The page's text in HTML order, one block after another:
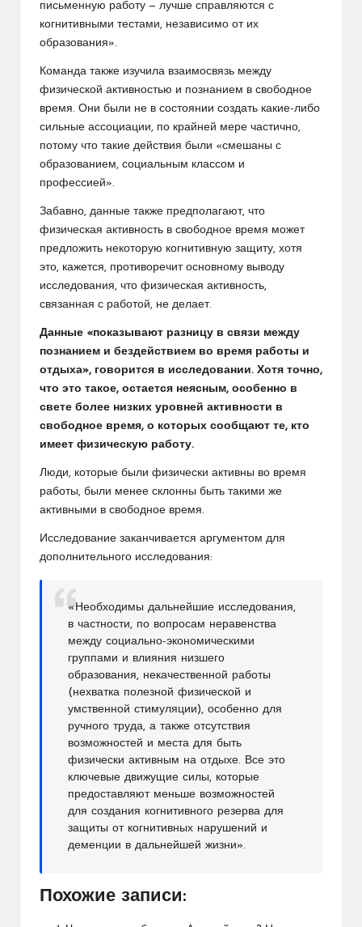
письменную работу — лучше справляются с
когнитивными тестами, независимо от их
образования».
Команда также изучила взаимосвязь между
физической активностью и познанием в свободное
время. Они были не в состоянии создать какие-либо
сильные ассоциации, по крайней мере частично,
потому что такие действия были «смешаны с
образованием, социальным классом и
профессией».
Забавно, данные также предполагают, что
физическая активность в свободное время может
предложить некоторую когнитивную защиту, хотя
это, кажется, противоречит основному выводу
исследования, что физическая активность,
связанная с работой, не делает.
Данные «показывают разницу в связи между
познанием и бездействием во время работы и
отдыха», говорится в исследовании. Хотя точно,
что это такое, остается неясным, особенно в
свете более низких уровней активности в
свободное время, о которых сообщают те, кто
имеет физическую работу.
Люди, которые были физически активны во время
работы, были менее склонны быть такими же
активными в свободное время.
Исследование заканчивается аргументом для
дополнительного исследования:
«Необходимы дальнейшие исследования,
в частности, по вопросам неравенства
между социально-экономическими
группами и влияния низшего
образования, некачественной работы
(нехватка полезной физической и
умственной стимуляции), особенно для
ручного труда, а также отсутствия
возможностей и места для быть
физически активным на отдыхе. Все это
ключевые движущие силы, которые
предоставляют меньше возможностей
для создания когнитивного резерва для
защиты от когнитивных нарушений и
деменции в дальнейшей жизни».
Похожие записи: